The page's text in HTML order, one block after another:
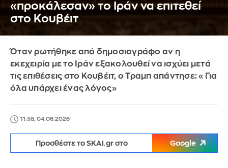
«προκάλεσαν» το Ιράν να επιτεθεί
στο Κουβέιτ
Όταν ρωτήθηκε από δημοσιογράφο αν η
εκεχειρία με το Ιράν εξακολουθεί να ισχύει μετά
τις επιθέσεις στο Κουβέιτ, ο Τραμπ απάντησε: «Για
όλα υπάρχει ένας λόγος»
11:38, 04.06.2026
Προσθέστε το SKAI.gr στο Google